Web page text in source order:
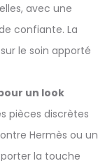
avec une
confiante. La
le soin apporté
un look
pièces discrètes
Hermès ou un
la touche